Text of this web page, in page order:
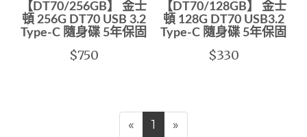
【DT70/256GB】 金士
頓 256G DT70 USB 3.2
Type-C 隨身碟 5年保固
$750
【DT70/128GB】 金士
頓 128G DT70 USB3.2
Type-C 隨身碟 5年保固
$330
« 1 »